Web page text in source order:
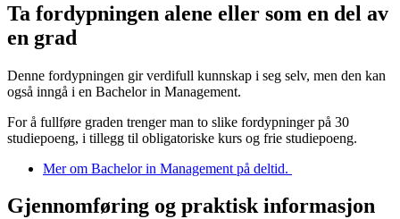
Ta fordypningen alene eller som en del av
en grad
Denne fordypningen gir verdifull kunnskap i seg selv, men den kan
også inngå i en Bachelor in Management.
For å fullføre graden trenger man to slike fordypninger på 30
studiepoeng, i tillegg til obligatoriske kurs og frie studiepoeng.
Mer om Bachelor in Management på deltid.
Gjennomføring og praktisk informasjon